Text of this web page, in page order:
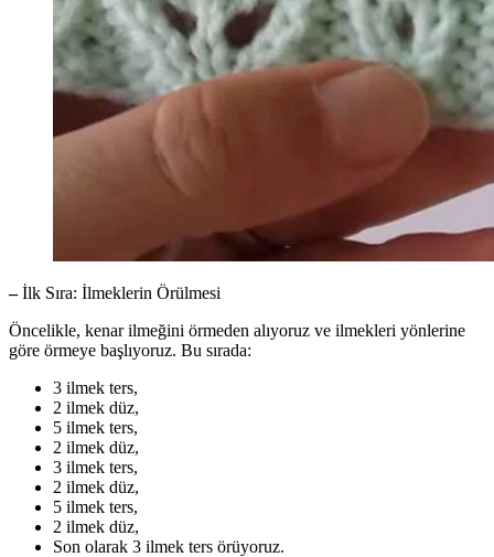
–İlk Sıra: İlmeklerin Örülmesi
Öncelikle, kenar ilmeğini örmeden alıyoruz ve ilmekleri yönlerine
göre örmeye başlıyoruz. Bu sırada:
3 ilmek ters,
2 ilmek düz,
5 ilmek ters,
2 ilmek düz,
3 ilmek ters,
2 ilmek düz,
5 ilmek ters,
2 ilmek düz,
Son olarak 3 ilmek ters örüyoruz.